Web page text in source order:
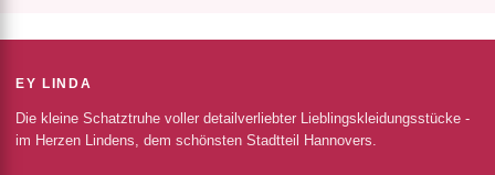
EY LINDA
Die kleine Schatztruhe voller detailverliebter Lieblingskleidungsstücke -
im Herzen Lindens, dem schönsten Stadtteil Hannovers.